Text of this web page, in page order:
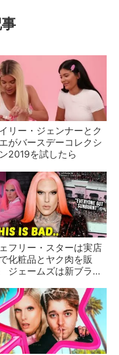
リー・ジェンナーとク
がバースデーコレクシ
2019を試したら
フリー・スターは実店
化粧品とヤク肉を販
ェームズは新ブラン